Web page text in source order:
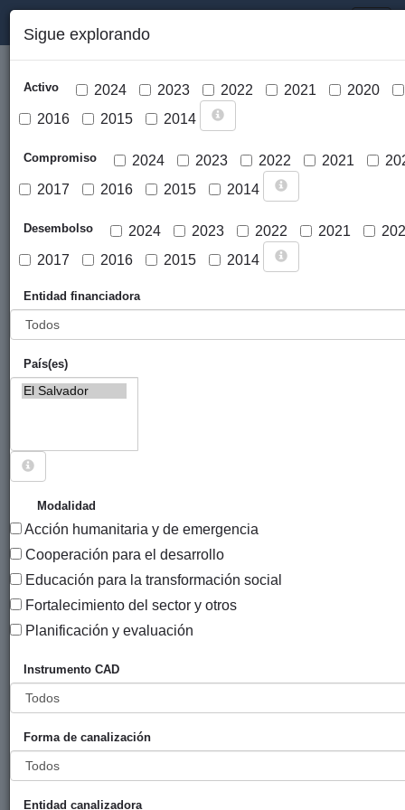
Cargar mapa
Sigue explorando
Activo 2024 2023 2022 2021
2020
2016
2015 2014
Compromiso 2024 2023 2022 2021
2017
2016 2015 2014
Desembolso 2024 2023 2022 2021
2017
2016 2015 2014
Entidad financiadora
País(es)
Modalidad
Acción humanitaria y de emergencia
Cooperación para el desarrollo
Educación para la transformación social
Fortalecimiento del sector y otros
Planificación y evaluación
Instrumento CAD
Forma de canalización
Entidad canalizadora
PROYECTOS CUYO PAÍS ES EL SALVADOR.
338 PROYECTOS
Título
Entidad
financiadora
Entidad
Convenio
Euskal
fondoa y
entidades
locales
vascas
cooperantes
Vasco
Vasca de
y
Fondoa